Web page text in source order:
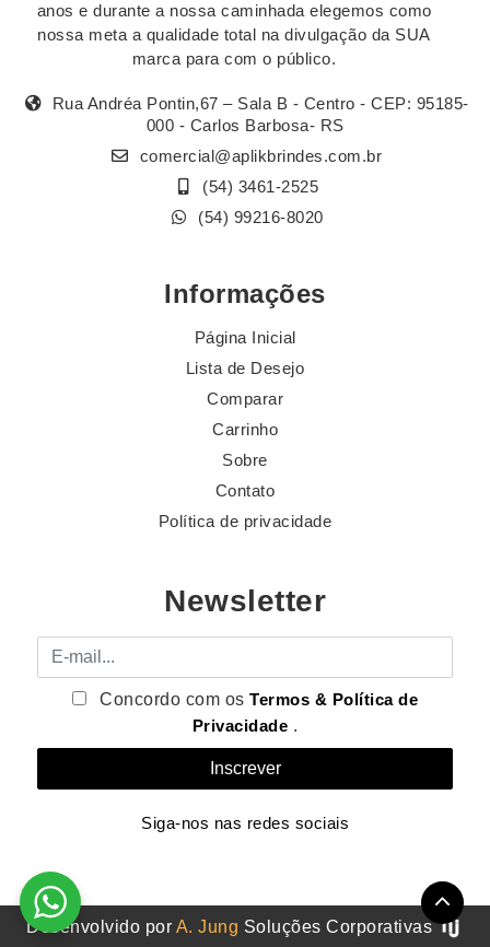
anos e durante a nossa caminhada elegemos como
nossa meta a qualidade total na divulgação da SUA
marca para com o público.
Rua Andréa Pontin,67 – Sala B - Centro - CEP: 95185-
000 - Carlos Barbosa- RS
comercial@aplikbrindes.com.br
(54) 3461-2525
(54) 99216-8020
Informações
Página Inicial
Lista de Desejo
Comparar
Carrinho
Sobre
Contato
Política de privacidade
Newsletter
E-mail
Concordo com osTermos & Política de
Privacidade .
Siga-nos nas redes sociais
Desenvolvido por A. Jung Soluções Corporativas